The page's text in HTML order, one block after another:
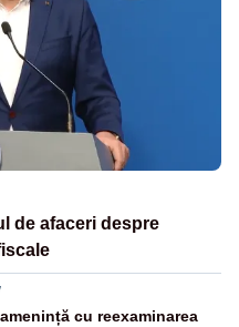
de afaceri despre
cu reexaminarea